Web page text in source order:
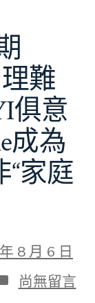
難
俱意
成為
“家庭
8 月 6 日
在
〈若
尚無留言